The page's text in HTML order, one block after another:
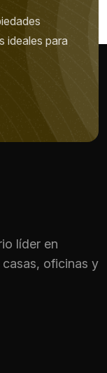
ideales para
líder en
casas, oficinas y